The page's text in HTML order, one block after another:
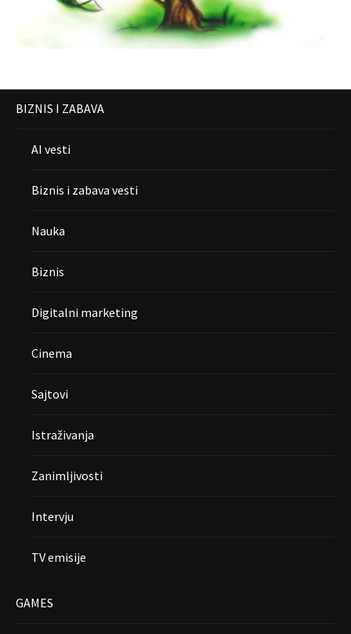
BIZNIS I ZABAVA
AI vesti
Biznis i zabava vesti
Nauka
Biznis
Digitalni marketing
Cinema
Sajtovi
Istraživanja
Zanimljivosti
Intervju
TV emisije
GAMES